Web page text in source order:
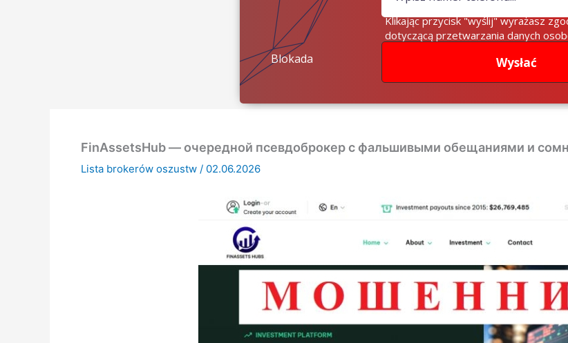
Blokada
Wysłać
Klikając przycisk "wyślij" wyrażasz
dotyczącą przetwarzania danych
FinAssetsHub — очередной псевдоброкер с фальшивыми обещаниями и
Lista brokerów oszustw / 02.06.2026